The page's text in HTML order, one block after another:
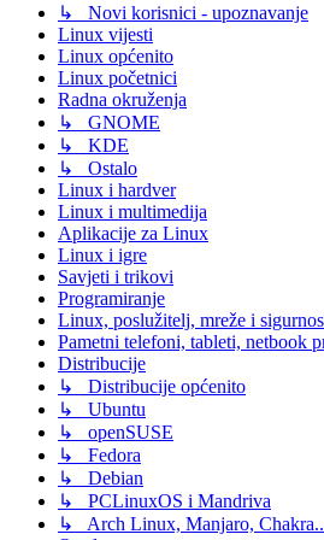
↳ Novi korisnici - upoznavanje
Linux vijesti
Linux općenito
Linux početnici
Radna okruženja
↳ GNOME
↳ KDE
↳ Ostalo
Linux i hardver
Linux i multimedija
Aplikacije za Linux
Linux i igre
Savjeti i trikovi
Programiranje
Linux, poslužitelj, mreže i
Pametni telefoni, tableti, netbook
Distribucije
↳ Distribucije općenito
↳ Ubuntu
↳ openSUSE
↳ Fedora
↳ Debian
↳ PCLinuxOS i Mandriva
↳ Arch Linux, Manjaro,